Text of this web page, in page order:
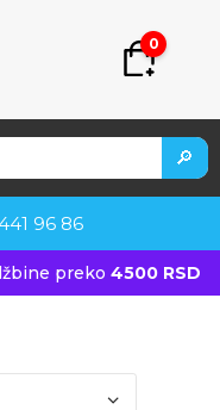
0
🔎
96 86
preko 4500 RSD